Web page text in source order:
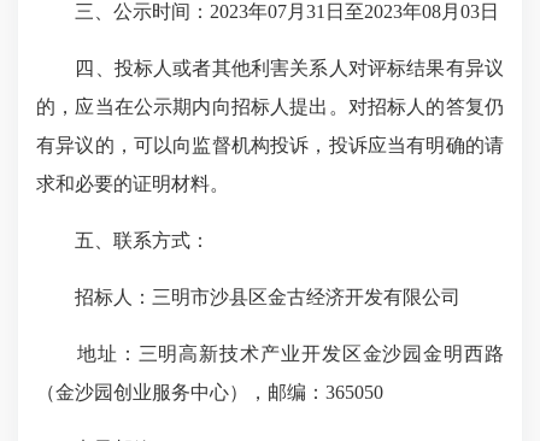
三、公示时间：2023年07月31日至2023年08月03日
四、投标人或者其他利害关系人对评标结果有异议
的，应当在公示期内向招标人提出。对招标人的答复仍
有异议的，可以向监督机构投诉，投诉应当有明确的请
求和必要的证明材料。
五、联系方式：
招标人：三明市沙县区金古经济开发有限公司
地址：三明高新技术产业开发区金沙园金明西路
（金沙园创业服务中心），邮编：365050